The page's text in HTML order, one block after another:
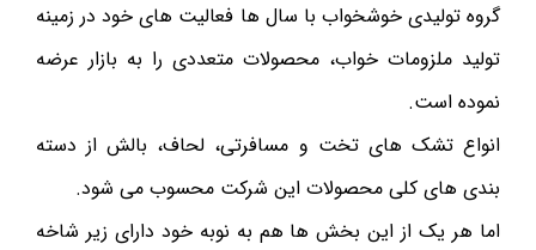
گروه تولیدی خوشخواب با سال ها فعالیت های خود در زمینه
تولید ملزومات خواب، محصولات متعددی را به بازار عرضه
نموده است.
انواع تشک های تخت و مسافرتی، لحاف، بالش از دسته
بندی های کلی محصولات این شرکت محسوب می شود.
اما هر یک از این بخش ها هم به نوبه خود دارای زیر شاخه